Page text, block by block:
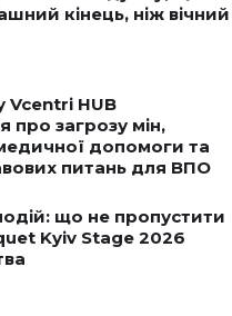
кінець, ніж вічний
Vcentri HUB
про загрозу мін,
допомоги та
питань для ВПО
що не пропустити
Kyiv Stage 2026